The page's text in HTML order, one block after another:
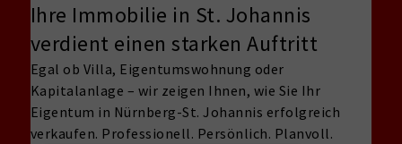
Ihre Immobilie in St. Johannis
verdient einen starken Auftritt
Egal ob Villa, Eigentumswohnung oder
Kapitalanlage – wir zeigen Ihnen, wie Sie Ihr
Eigentum in Nürnberg-St. Johannis erfolgreich
verkaufen. Professionell. Persönlich. Planvoll.